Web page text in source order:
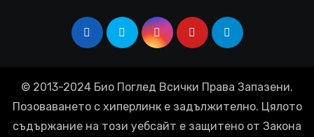
© 2013-2024 Био Поглед Всички Права Запазени.
Позоваването с хиперлинк е задължително. Цялото
съдържание на този уебсайт е защитено от Закона